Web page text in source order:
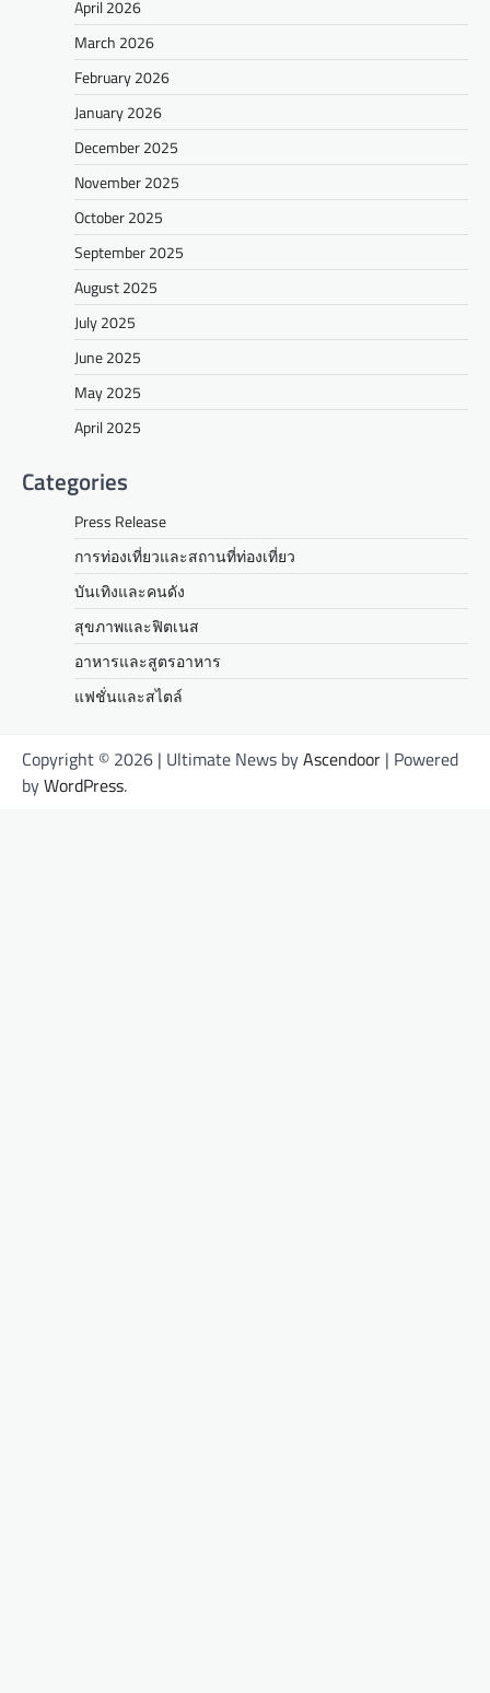
April 2026
March 2026
February 2026
January 2026
December 2025
November 2025
October 2025
September 2025
August 2025
July 2025
June 2025
May 2025
April 2025
Categories
Press Release
การท่องเที่ยวและสถานที่ท่องเที่ยว
บันเทิงและคนดัง
สุขภาพและฟิตเนส
อาหารและสูตรอาหาร
แฟชั่นและสไตล์
Copyright © 2026 | Ultimate News byAscendoor | Powered
byWordPress.